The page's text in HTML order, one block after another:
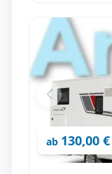
ab 130,00 €